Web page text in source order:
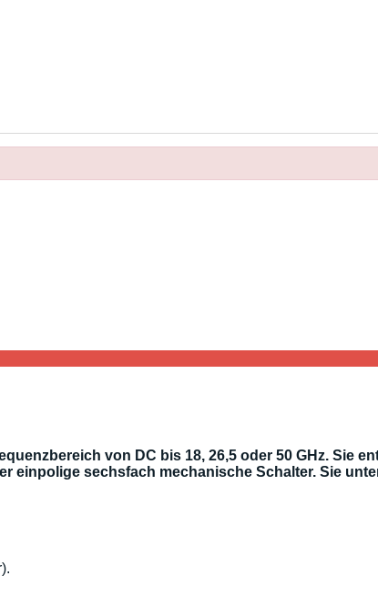
von DC bis 18, 26,5 oder 50 GHz. Sie
einpolige sechsfach mechanische Schalter. Sie